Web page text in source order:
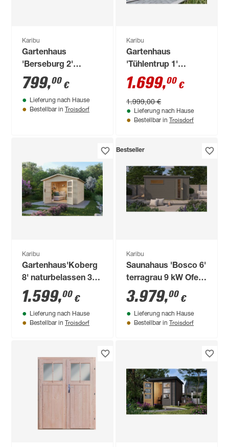
Karibu
Gartenhaus
'Berseburg 2'
Fichtenholz
vorvergraut 182 x
219 x 126 cm
799,00 €
Lieferung nach Hause
Bestellbar in Troisdorf
Karibu
Gartenhaus
'Tühlentrup 1'
Fichtenholz
terragrau 211 x 404
x 217 cm
1.699,00 €
1.999,00 €
Lieferung nach Hause
Bestellbar in Troisdorf
Karibu
Gartenhaus'Koberg
8' naturbelassen 330
x 238 x 330 cm
1.599,00 €
Lieferung nach Hause
Bestellbar in Troisdorf
Bestseller
Karibu
Saunahaus 'Bosco 6'
terragrau 9 kW Ofen
externe Steuerung
396 x 231 x 217 cm
3.979,00 €
Lieferung nach Hause
Bestellbar in Troisdorf